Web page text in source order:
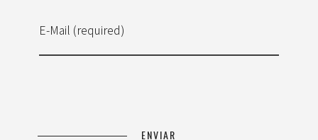
E-Mail (required)